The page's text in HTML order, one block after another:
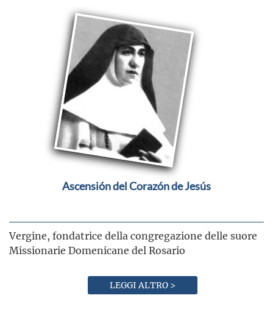
Ascensión del Corazón de Jesús
Vergine, fondatrice della congregazione delle suore
Missionarie Domenicane del Rosario
LEGGI ALTRO >